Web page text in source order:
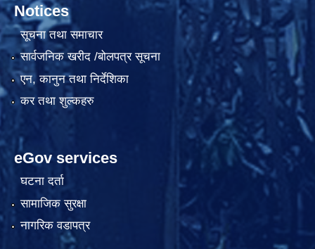
Notices
सूचना तथा समाचार
सार्वजनिक खरीद /बोलपत्र सूचना
एन, कानुन तथा निर्देशिका
कर तथा शुल्कहरु
eGov services
घटना दर्ता
सामाजिक सुरक्षा
नागरिक वडापत्र